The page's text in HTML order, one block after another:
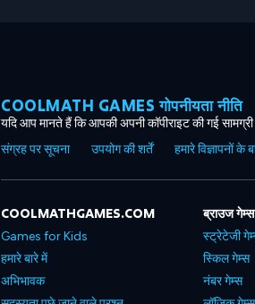
COOLMATH GAMES गोपनीयता नीति
यदि आप मानते हैं कि आपकी अपनी कॉपीराइट की गई
संग्रह पर सूचना
उपयोग की शर्तें हमारे विज्ञापनों के
COOLMATHGAMES.COM
Games for Kids
हमारे बारे में
अभिभावक
ब्राउज गेम्स
स्ट्रेटेजी
स्किल गेम्स
नंबर गेम्स